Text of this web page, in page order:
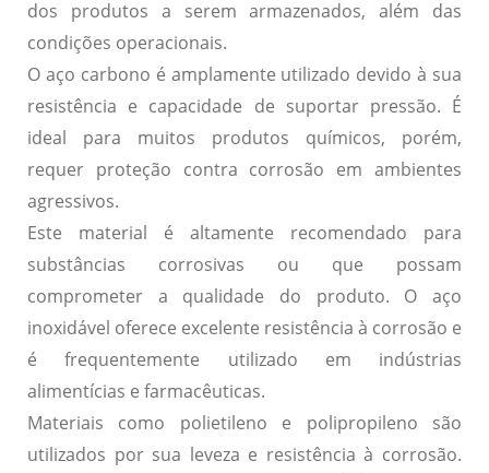
dos produtos a serem armazenados, além das
condições operacionais.
O aço carbono é amplamente utilizado devido à sua
resistência e capacidade de suportar pressão. É
ideal para muitos produtos químicos, porém,
requer proteção contra corrosão em ambientes
agressivos.
Este material é altamente recomendado para
substâncias corrosivas ou que possam
comprometer a qualidade do produto. O aço
inoxidável oferece excelente resistência à corrosão e
é frequentemente utilizado em indústrias
alimentícias e farmacêuticas.
Materiais como polietileno e polipropileno são
utilizados por sua leveza e resistência à corrosão.